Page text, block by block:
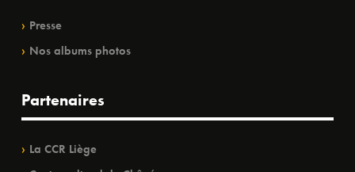
Presse
Nos albums photos
Partenaires
La CCR Liège